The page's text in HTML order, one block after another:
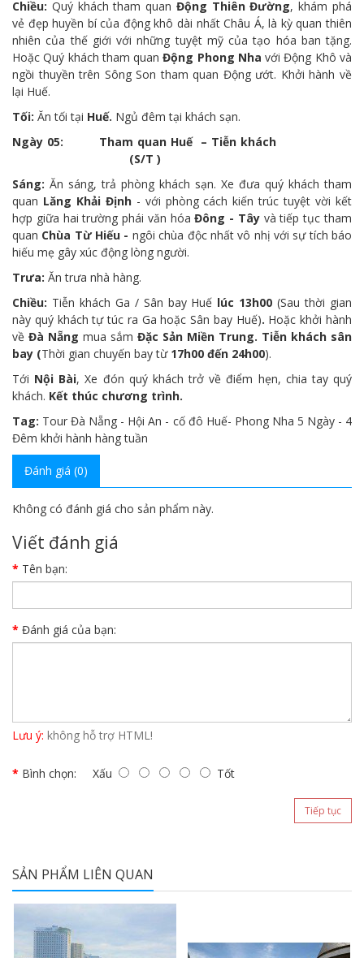
Chiều: Quý khách tham quan Động Thiên Đường, khám phá
vẻ đẹp huyền bí của động khô dài nhất Châu Á, là kỳ quan thiên
nhiên của thế giới với những tuyệt mỹ của tạo hóa ban tặng.
Hoặc Quý khách tham quanĐộng Phong Nha với Động Khô và
ngồi thuyền trên Sông Son tham quan Động ướt. Khởi hành về
lại Huế.
Tối: Ăn tối tại Huế. Ngủ đêm tại khách sạn.
Ngày 05: Tham quan Huế – Tiễn khách
(S/T )
Sáng: Ăn sáng, trả phòng khách sạn. Xe đưa quý khách tham
quan Lăng Khải Định- với phòng cách kiến trúc tuyệt vời kết
hợp giữa hai trường phái văn hóaĐông - Tâyvà tiếp tục tham
quan Chùa Từ Hiếu - ngôi chùa độc nhất vô nhị với sự tích báo
hiếu mẹ gây xúc động lòng người.
Trưa: Ăn trưa nhà hàng.
Chiều: Tiễn khách Ga / Sân bay Huế lúc 13h00 (Sau thời gian
này quý khách tự túc ra Ga hoặc Sân bay Huế). Hoặc khởi hành
về Đà Nẵng mua sắm Đặc Sản Miền Trung. Tiễn khách sân
bay (Thời gian chuyến bay từ17h00 đến 24h00).
Tới Nội Bài, Xe đón quý khách trở về điểm hẹn, chia tay quý
khách. Kết thúc chương trình.
Tag: Tour Đà Nẵng - Hội An - cố đô Huế- Phong Nha 5 Ngày - 4
Đêm khởi hành hàng tuần
Đánh giá (0)
Không có đánh giá cho sản phẩm này.
Viết đánh giá
Tên bạn:
Đánh giá của bạn:
Lưu ý: không hỗ trợ HTML!
Bình chọn: Xấu Tốt
Tiếp tục
SẢN PHẨM LIÊN QUAN